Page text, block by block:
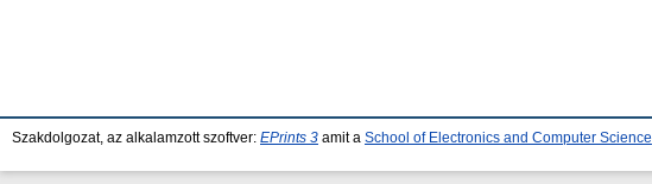
Szakdolgozat, az alkalamzott szoftver: EPrints 3 amit a School of Electronics and Computer Science